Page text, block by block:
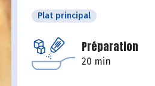
Plat principal
Préparation
20 min